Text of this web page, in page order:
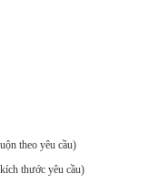
theo yêu cầu)
thước yêu cầu)